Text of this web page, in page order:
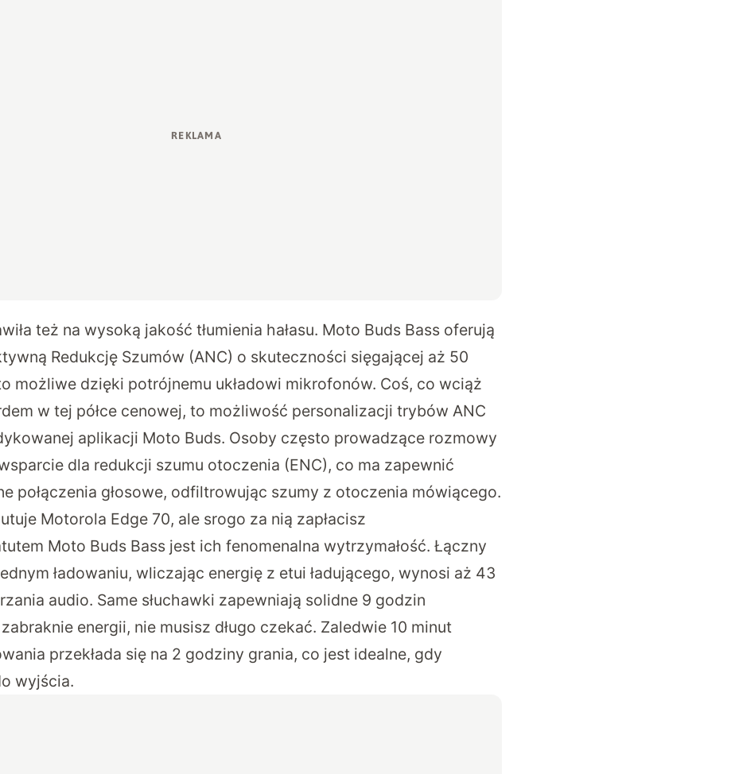
też na wysoką jakość tłumienia hałasu. Moto Buds Bass oferują
Redukcję Szumów (ANC) o skuteczności sięgającej aż 50
możliwe dzięki potrójnemu układowi mikrofonów. Coś, co wciąż
w tej półce cenowej, to możliwość personalizacji trybów ANC
aplikacji Moto Buds. Osoby często prowadzące rozmowy
dla redukcji szumu otoczenia (ENC), co ma zapewnić
połączenia głosowe, odfiltrowując szumy z otoczenia mówiącego.
Motorola Edge 70, ale srogo za nią zapłacisz
Moto Buds Bass jest ich fenomenalna wytrzymałość. Łączny
ładowaniu, wliczając energię z etui ładującego, wynosi aż 43
audio. Same słuchawki zapewniają solidne 9 godzin
zabraknie energii, nie musisz długo czekać. Zaledwie 10 minut
przekłada się na 2 godziny grania, co jest idealne, gdy
wyjścia.